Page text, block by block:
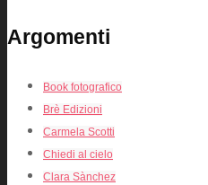
Argomenti
Book fotografico
Brè Edizioni
Carmela Scotti
Chiedi al cielo
Clara Sànchez